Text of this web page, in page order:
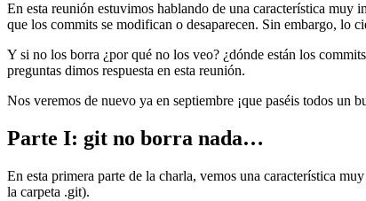
En esta reunión estuvimos hablando de una característica muy
que los commits se modifican o desaparecen. Sin embargo, lo
Y si no los borra ¿por qué no los veo? ¿dónde están los
preguntas dimos respuesta en esta reunión.
Nos veremos de nuevo ya en septiembre ¡que paséis todos un
Parte I: git no borra nada…
En esta primera parte de la charla, vemos una característica
la carpeta .git).